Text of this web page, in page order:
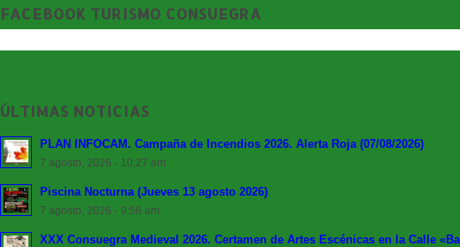
FACEBOOK TURISMO CONSUEGRA
ÚLTIMAS NOTICIAS
PLAN INFOCAM. Campaña de Incendios 2026. Alerta Roja (07/08/2026)
7 agosto, 2026 - 10:27 am
Piscina Nocturna (Jueves 13 agosto 2026)
7 agosto, 2026 - 9:56 am
XXX Consuegra Medieval 2026. Certamen de Artes Escénicas en la Calle